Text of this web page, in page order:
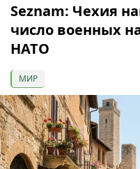
Seznam: Чехия
число военных
НАТО
МИР